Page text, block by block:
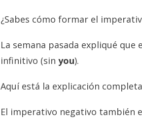
¿Sabes cómo formar el
La semana pasada expliqué
infinitivo (sin you).
Aquí está la explicación
El imperativo negativo también